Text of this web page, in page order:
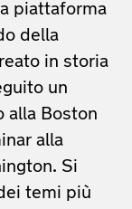
piattaforma
della
in storia
un
alla Boston
alla
Si
temi più